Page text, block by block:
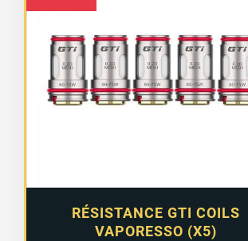
RÉSISTANCE GTI COILS
VAPORESSO (X5)